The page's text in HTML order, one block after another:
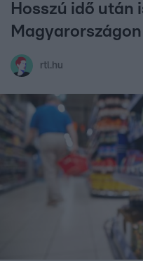
Hosszú idő
Magyarországon
rtl.hu